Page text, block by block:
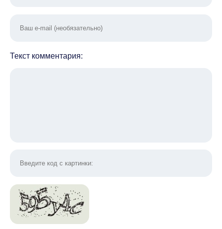
Текст комментария: